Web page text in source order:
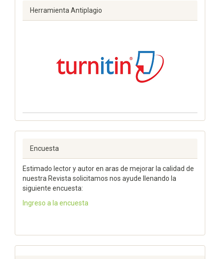
Herramienta Antiplagio
Encuesta
Estimado lector y autor en aras de mejorar la calidad de
nuestra Revista solicitamos nos ayude llenando la
siguiente encuesta:
Ingreso a la encuesta